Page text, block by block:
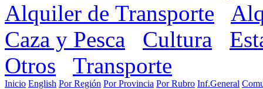
Alquiler de Transporte
Caza y Pesca
Cultura
Otros
Transporte
Inicio English Por Región Por Provincia Por Rubro Inf.General